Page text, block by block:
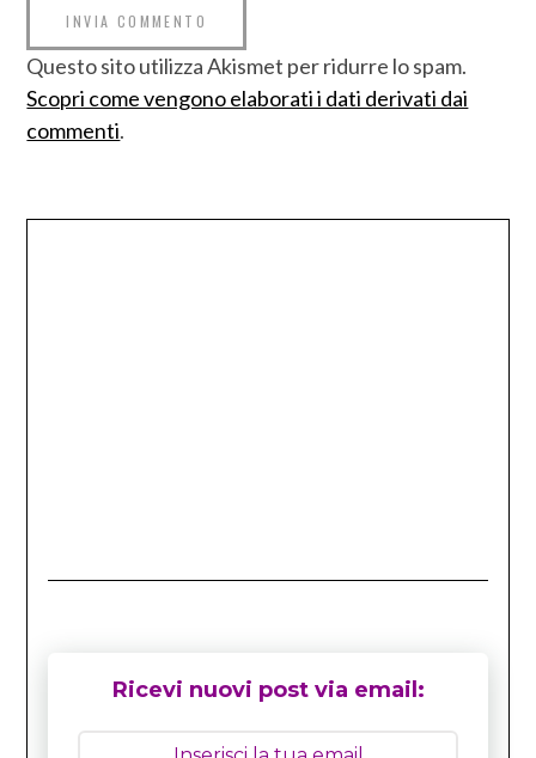
Questo sito utilizza Akismet per ridurre lo spam.
Scopri come vengono elaborati i dati derivati dai
commenti.
Ricevi nuovi post via email: